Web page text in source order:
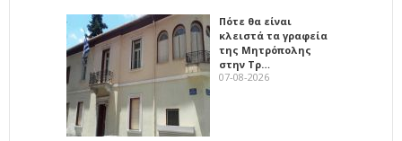
Πότε θα είναι
κλειστά τα γραφεία
της Μητρόπολης
στην Τρ…
07-08-2026